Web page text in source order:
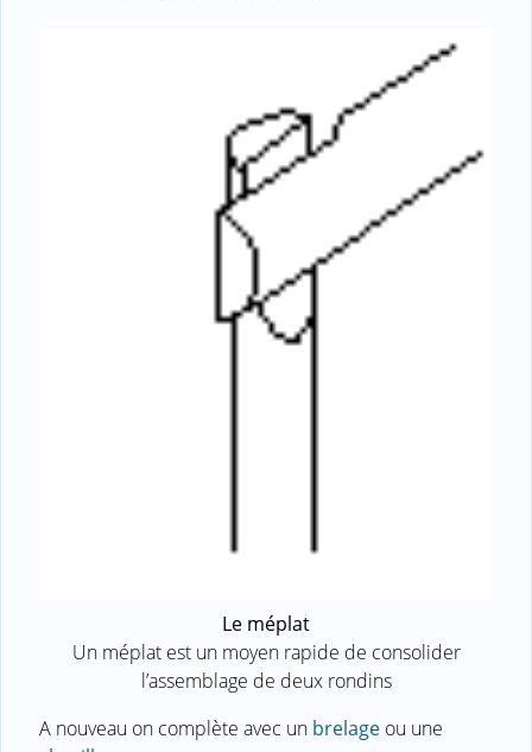
Le méplat
Un méplat est un moyen rapide de consolider
l’assemblage de deux rondins
A nouveau on complète avec un brelage ou une